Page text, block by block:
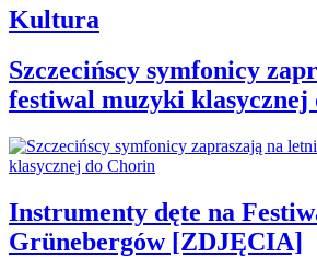
Kultura
Szczecińscy symfonicy
festiwal muzyki klasycznej
Instrumenty dęte na
Grünebergów [ZDJĘCIA]